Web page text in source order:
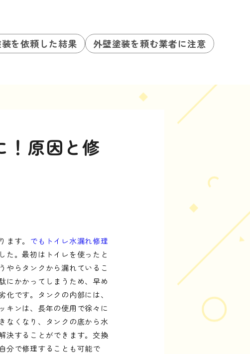
を依頼した結果
外壁塗装を頼む業者に注意
！原因と修
す。 でもトイレ水漏れ修理
た。最初はトイレを使ったと
やらタンクから漏れているこ
にかかってしまうため、早め
です。タンクの内部には、
キンは、長年の使用で徐々に
なくなり、タンクの底から水
決することができます。交換
分で修理することも可能で